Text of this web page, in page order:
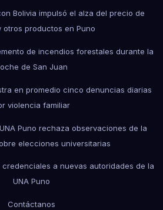
Bolivia impulsó el alza del precio de
otros productos en Puno
de incendios forestales durante la
de San Juan
en promedio cinco denuncias diarias
violencia familiar
Puno rechaza observaciones de la
elecciones universitarias
a nuevas autoridades de la
UNA Puno
Contáctanos